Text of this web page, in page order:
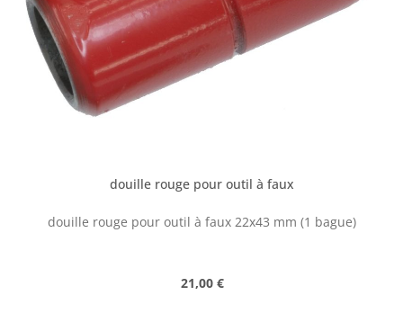
douille rouge pour outil à faux
douille rouge pour outil à faux 22x43 mm (1 bague)
Prix régulier :
21,00 €